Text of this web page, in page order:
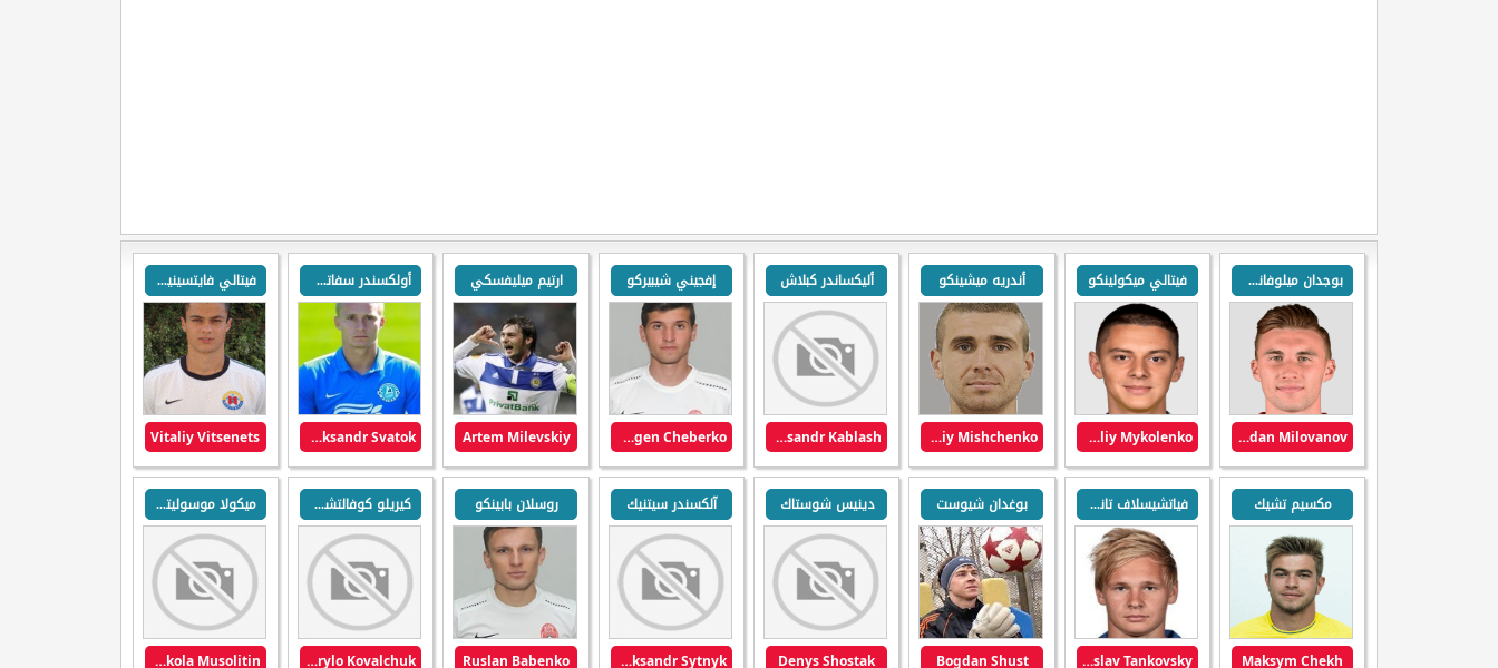
بوجدان ميلوفانوف
Bogdan Milovanov
فيتالي ميكولينكو
Vitaliy Mykolenko
أندريه ميشينكو
Andriy Mishchenko
أليكساندر كبلاش
Aleksandr Kablash
إفجيني شيبيركو
Yevgen Cheberko
ارتيم ميليفسكي
Artem Milevskiy
أولكسندر سفاتوك
Oleksandr Svatok
فيتالي فايتسينيتس
Vitaliy Vitsenets
مكسيم تشيك
Maksym Chekh
فياتشيسلاف تانكوفسكواي
Vyacheslav Tankovsky
بوغدان شيوست
Bogdan Shust
دينيس شوستاك
Denys Shostak
آلكسندر سيتنيك
Oleksandr Sytnyk
روسلان بابينكو
Ruslan Babenko
كيريلو كوفالتشوك
Kyrylo Kovalchuk
ميكولا موسوليتين
Mykola Musolitin